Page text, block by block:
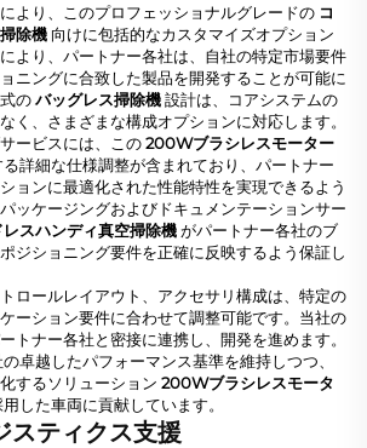
より、このプロフェッショナルグレードの コ
除機 向けに包括的なカスタマイズオプション
より、パートナー各社は、自社の特定市場要件
ニングに合致した製品を開発することが可能に
のバッグレス掃除機設計は、コアシステムの
く、さまざまな構成オプションに対応します。
ービスには、この200Wブラシレスモーター
詳細な仕様調整が含まれており、パートナー
ョンに最適化された性能特性を実現できるよう
ッケージングおよびドキュメンテーションサー
レスハンディ真空掃除機がパートナー各社のブ
ジショニング要件を正確に反映するよう保証し
ロールレイアウト、アクセサリ構成は、特定の
ーション要件に合わせて調整可能です。当社の
トナー各社と密接に連携し、開発を進めます。
の卓越したパフォーマンス基準を維持しつつ、
するソリューション 200Wブラシレスモータ
した車両に貢献しています。
スティクス支援